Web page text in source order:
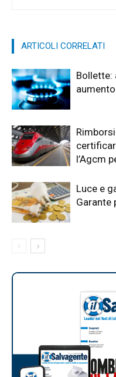
ARTICOLI CORRELATI
Bollette:
aumento
l’Agcm
Luce e
Garante